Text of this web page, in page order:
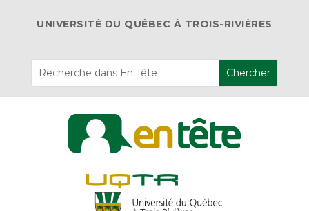
UNIVERSITÉ DU QUÉBEC À TROIS-RIVIÈRES